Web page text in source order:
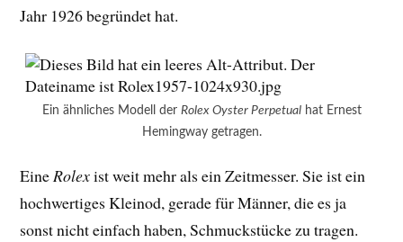
Jahr 1926 begründet hat.
Ein ähnliches Modell der Rolex Oyster Perpetualhat Ernest
Hemingway getragen.
EineRolexist weit mehr als ein Zeitmesser. Sie ist ein
hochwertiges Kleinod, gerade für Männer, die es ja
sonst nicht einfach haben, Schmuckstücke zu tragen.